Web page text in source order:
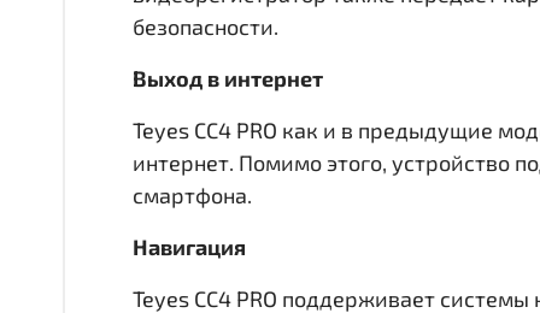
безопасности.
Выход в интернет
Teyes CC4 PRO как и в предыдущие
интернет. Помимо этого, устройство
смартфона.
Навигация
Teyes CC4 PRO поддерживает